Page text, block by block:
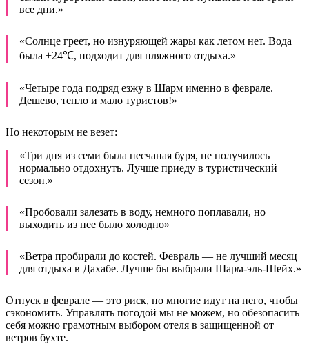
все дни.»
«Солнце греет, но изнуряющей жары как летом нет. Вода
была +24℃, подходит для пляжного отдыха.»
«Четыре года подряд езжу в Шарм именно в феврале.
Дешево, тепло и мало туристов!»
Но некоторым не везет:
«Три дня из семи была песчаная буря, не получилось
нормально отдохнуть. Лучше приеду в туристический
сезон.»
«Пробовали залезать в воду, немного поплавали, но
выходить из нее было холодно»
«Ветра пробирали до костей. Февраль — не лучший месяц
для отдыха в Дахабе. Лучше бы выбрали Шарм-эль-Шейх.»
Отпуск в феврале — это риск, но многие идут на него, чтобы
сэкономить. Управлять погодой мы не можем, но обезопасить
себя можно грамотным выбором отеля в защищенной от
ветров бухте.